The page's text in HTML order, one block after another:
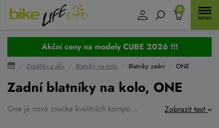
0
Akční ceny na modely CUBE 2026 !!!
Doplňky a díly Blatníky na kolo Blatníky zadní ONE
Zadní blatníky na kolo, ONE
One je nová značka kvalitních komponentů a doplňků na kolo. Nabízí široké spektrum světel, zámků, hustilek,brašen, košíků, nosičů a řadu dalších. Zobrazit text